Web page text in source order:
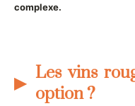
complexe.
Les vins
option ?